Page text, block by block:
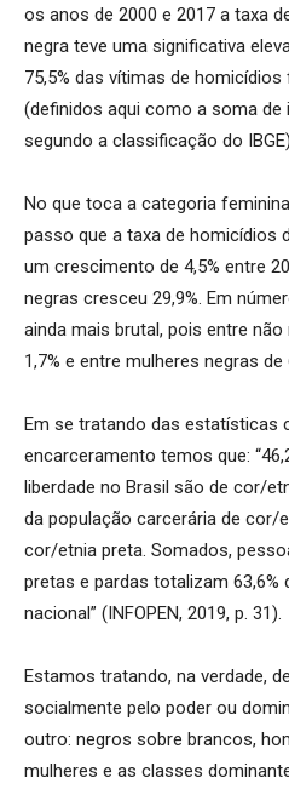
os anos de 2000 e 2017 a taxa
negra teve uma significativa
75,5% das vítimas de
(definidos aqui como a soma de
segundo a classificação do
No que toca a categoria
passo que a taxa de homicídios
um crescimento de 4,5% entre
negras cresceu 29,9%. Em
ainda mais brutal, pois entre
1,7% e entre mulheres negras de
Em se tratando das estatísticas
encarceramento temos que:
liberdade no Brasil são de cor/
da população carcerária de cor/
cor/etnia preta. Somados,
pretas e pardas totalizam 63,6%
nacional” (INFOPEN, 2019, p. 31).
Estamos tratando, na verdade,
socialmente pelo poder ou
outro: negros sobre brancos,
mulheres e as classes